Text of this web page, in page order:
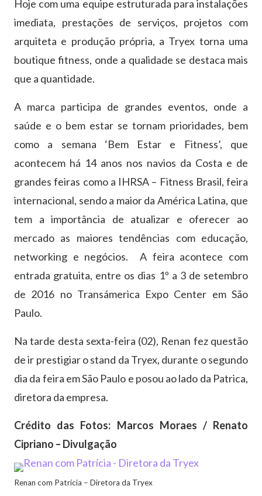
Hoje com uma equipe estruturada para instalações
imediata, prestações de serviços, projetos com
arquiteta e produção própria, a Tryex torna uma
boutique fitness, onde a qualidade se destaca mais
que a quantidade.
A marca participa de grandes eventos, onde a
saúde e o bem estar se tornam prioridades, bem
como a semana ‘Bem Estar e Fitness’, que
acontecem há 14 anos nos navios da Costa e de
grandes feiras como a IHRSA – Fitness Brasil, feira
internacional, sendo a maior da América Latina, que
tem a importância de atualizar e oferecer ao
mercado as maiores tendências com educação,
networking e negócios. A feira acontece com
entrada gratuita, entre os dias 1º a 3 de setembro
de 2016 no Transámerica Expo Center em São
Paulo.
Na tarde desta sexta-feira (02), Renan fez questão
de ir prestigiar o stand da Tryex, durante o segundo
dia da feira em São Paulo e posou ao lado da Patrica,
diretora da empresa.
Crédito das Fotos: Marcos Moraes / Renato
Cipriano – Divulgação
Renan com Patrícia – Diretora da Tryex